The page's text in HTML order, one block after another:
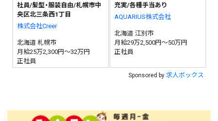
社員/髪型・服装自由/札幌市中
央区北三条西1丁目
株式会社Creer
北海道 札幌市
月給25万2,300円～32万円
正社員
充実/各種手当あり
AQUARIUS株式会社
北海道 江別市
月給29万2,500円～50万円
正社員
Sponsored by 求人ボックス